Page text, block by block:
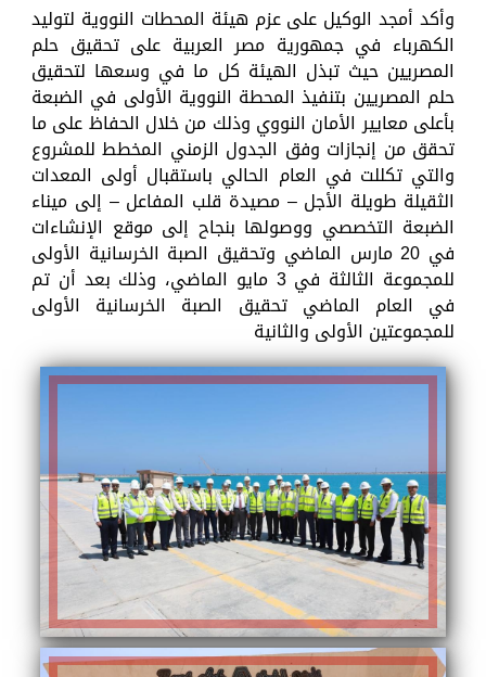
وأكد أمجد الوكيل على عزم هيئة المحطات النووية لتوليد
الكهرباء في جمهورية مصر العربية على تحقيق حلم
المصريين حيث تبذل الهيئة كل ما في وسعها لتحقيق
حلم المصريين بتنفيذ المحطة النووية الأولى في الضبعة
بأعلى معايير الأمان النووي وذلك من خلال الحفاظ على ما
تحقق من إنجازات وفق الجدول الزمني المخطط للمشروع
والتي تكللت في العام الحالي باستقبال أولى المعدات
الثقيلة طويلة الأجل – مصيدة قلب المفاعل – إلى ميناء
الضبعة التخصصي ووصولها بنجاح إلى موقع الإنشاءات
في 20 مارس الماضي وتحقيق الصبة الخرسانية الأولى
للمجموعة الثالثة في 3 مايو الماضي، وذلك بعد أن تم
في العام الماضي تحقيق الصبة الخرسانية الأولى
للمجموعتين الأولى والثانية